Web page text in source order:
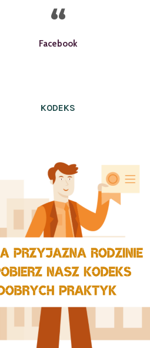
Facebook
KODEKS